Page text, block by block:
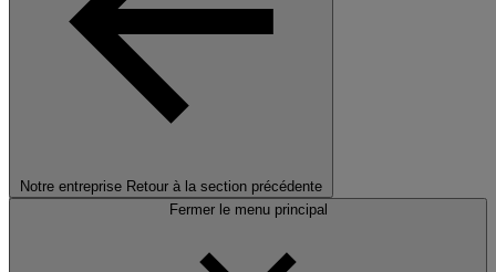
Notre entreprise Retour à la section précédente
Fermer le menu principal